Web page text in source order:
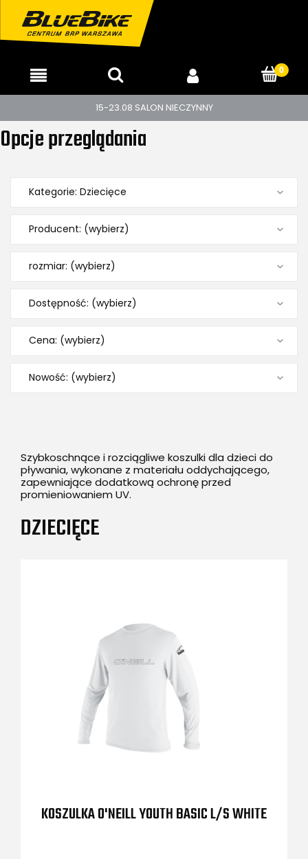
15-23.08 SALON NIECZYNNY
Opcje przeglądania
Kategorie: Dziecięce
Producent: (wybierz)
rozmiar: (wybierz)
Dostępność: (wybierz)
Cena: (wybierz)
Nowość: (wybierz)
Szybkoschnące i rozciągliwe koszulki dla dzieci do
pływania, wykonane z materiału oddychającego,
zapewniające dodatkową ochronę przed
promieniowaniem UV.
DZIECIĘCE
KOSZULKA O'NEILL YOUTH BASIC L/S WHITE